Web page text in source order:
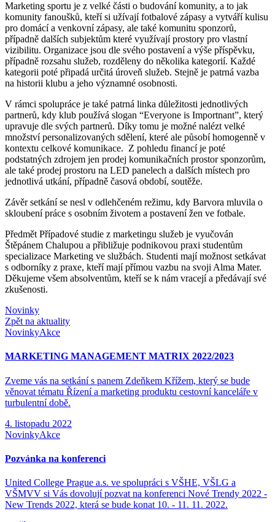
Marketing sportu je z velké části o budování komunity, a to jak
komunity fanoušků, kteří si užívají fotbalové zápasy a vytváří kulisu
pro domácí a venkovní zápasy, ale také komunitu sponzorů,
případně dalších subjektům které využívají prostory pro vlastní
vizibilitu. Organizace jsou dle svého postavení a výše příspěvku,
případně rozsahu služeb, rozděleny do několika kategorií. Každé
kategorii poté připadá určitá úroveň služeb. Stejně je patrná vazba
na historii klubu a jeho významné osobnosti.
V rámci spolupráce je také patrná linka důležitosti jednotlivých
partnerů, kdy klub používá slogan “Everyone is Importnant”, který
upravuje dle svých partnerů. Díky tomu je možné nalézt velké
množství personalizovaných sdělení, které ale působí homogenně v
kontextu celkové komunikace. Z pohledu financí je poté
podstatných zdrojem jen prodej komunikačních prostor sponzorům,
ale také prodej prostoru na LED panelech a dalších místech pro
jednotlivá utkání, případně časová období, soutěže.
Závěr setkání se nesl v odlehčeném režimu, kdy Barvora mluvila o
skloubení práce s osobním životem a postavení žen ve fotbale.
Předmět Případové studie z marketingu služeb je vyučován
Štěpánem Chalupou a přibližuje podnikovou praxi studentům
specializace Marketing ve službách. Studenti mají možnost setkávat
s odborníky z praxe, kteří mají přímou vazbu na svoji Alma Mater.
Děkujeme všem absolventům, kteří se k nám vracejí a předávají své
zkušenosti.
Novinky
Zpět na aktuality
NovinkyAkce
MARKETING MANAGEMENT MATRIX 2022/2023
Zveme vás na setkání s panem Zdeňkem Křížem, který se bude
věnovat tématu Řízení a marketing produktu cestovní kanceláře v
turbulentní době.
4. listopadu 2022
NovinkyAkce
Pozvánka na konferenci
United College Prague a.s. ve spolupráci s VŠHE, VŠLG a
VŠMVV si Vás dovolují pozvat na konferenci Nové Trendy 2022 -
New Trends 2022, která se bude konat 10. - 11. 11. 2022.